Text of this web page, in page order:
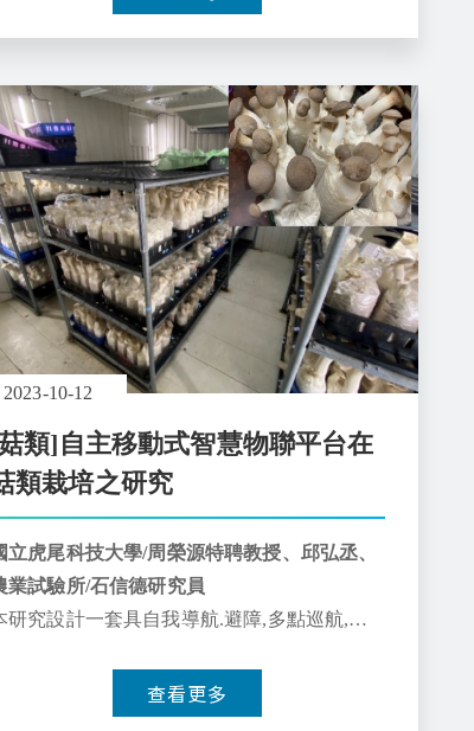
2023-10-12
類]自主移動式智慧物聯平台在
類栽培之研究
立虎尾科技大學/周榮源特聘教授、邱弘丞、
業試驗所/石信德研究員
研究設計一套具自我導航.避障,多點巡航,杏
台，可用於菇類栽培場域巡檢，取代人工巡
檢，克服勞動力欠缺問題。本研究的自主移動
查看更多